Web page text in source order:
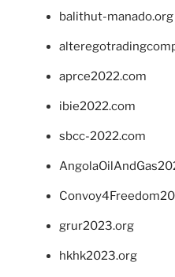
balithut-manado.org
aprce2022.com
ibie2022.com
sbcc-2022.com
grur2023.org
hkhk2023.org